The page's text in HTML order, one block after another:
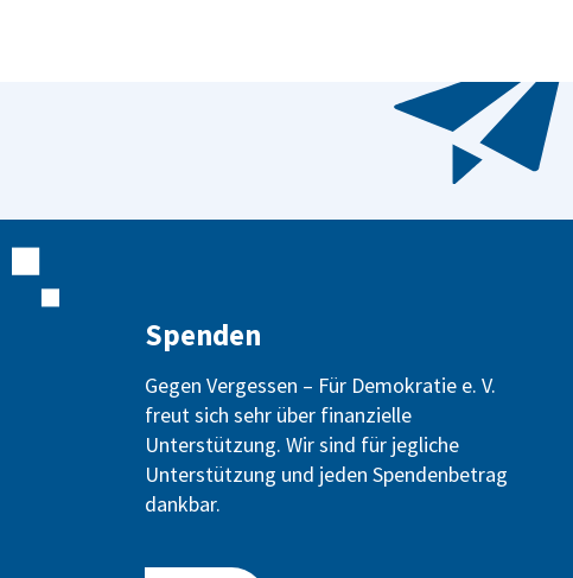
Spenden
Gegen Vergessen – Für Demokratie e. V.
freut sich sehr über finanzielle
Unterstützung. Wir sind für jegliche
Unterstützung und jeden Spendenbetrag
dankbar.